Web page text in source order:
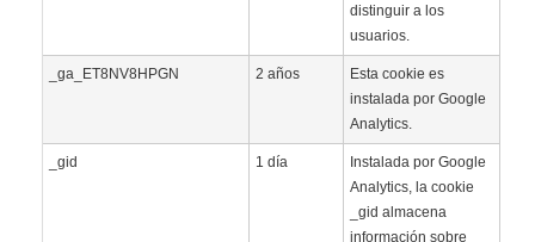
distinguir a los
usuarios.
_ga_ET8NV8HPGN 2 años
Esta cookie es
instalada por Google
Analytics.
_gid 1 día
Instalada por Google
Analytics, la cookie
_gid almacena
información sobre